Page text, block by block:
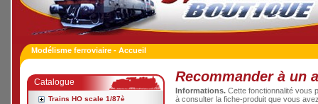
Modélisme ferroviaire - Accueil
Catalogue
Trains HO scale 1/87è
Recommander à un
Informations. Cette fonctionnalité vous
à consulter la fiche-produit que vous